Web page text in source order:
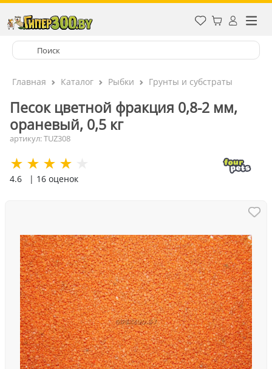
Главная Каталог Рыбки Грунты и субстраты
Песок цветной фракция 0,8-2 мм,
ораневый, 0,5 кг
артикул: TUZ308
4.6 | 16 оценок